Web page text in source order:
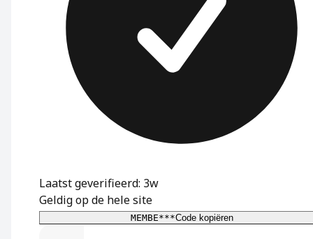
Laatst geverifieerd: 3w
Geldig op de hele site
MEMBE***Code kopiëren